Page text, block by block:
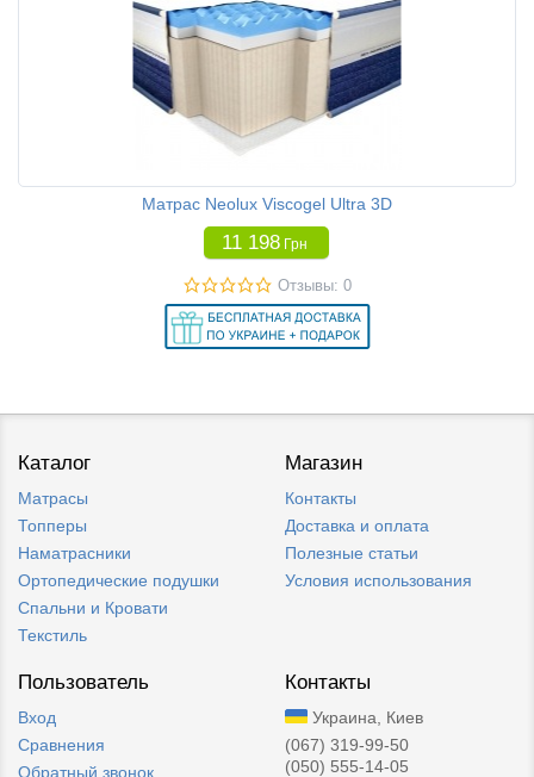
Матрас Neolux Viscogel Ultra 3D
11 198 Грн
Отзывы: 0
Каталог
Матрасы
Топперы
Наматрасники
Ортопедические подушки
Спальни и Кровати
Текстиль
Магазин
Контакты
Доставка и оплата
Полезные статьи
Условия использования
Пользователь
Вход
Сравнения
Обратный звонок
Контакты
Украина, Киев
(067) 319-99-50
(050) 555-14-05